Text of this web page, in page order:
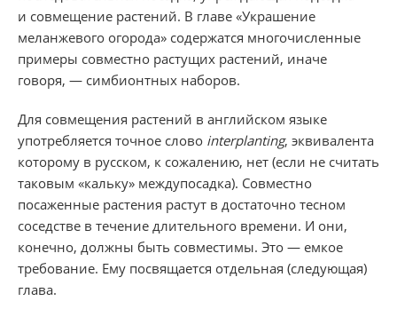
и совмещение растений. В главе «Украшение
меланжевого огорода» содержатся многочисленные
примеры совместно растущих растений, иначе
говоря, — симбионтных наборов.
Для совмещения растений в английском языке
употребляется точное слово interplanting, эквивалента
которому в русском, к сожалению, нет (если не считать
таковым «кальку» междупосадка). Совместно
посаженные растения растут в достаточно тесном
соседстве в течение длительного времени. И они,
конечно, должны быть совместимы. Это — емкое
требование. Ему посвящается отдельная (следующая)
глава.